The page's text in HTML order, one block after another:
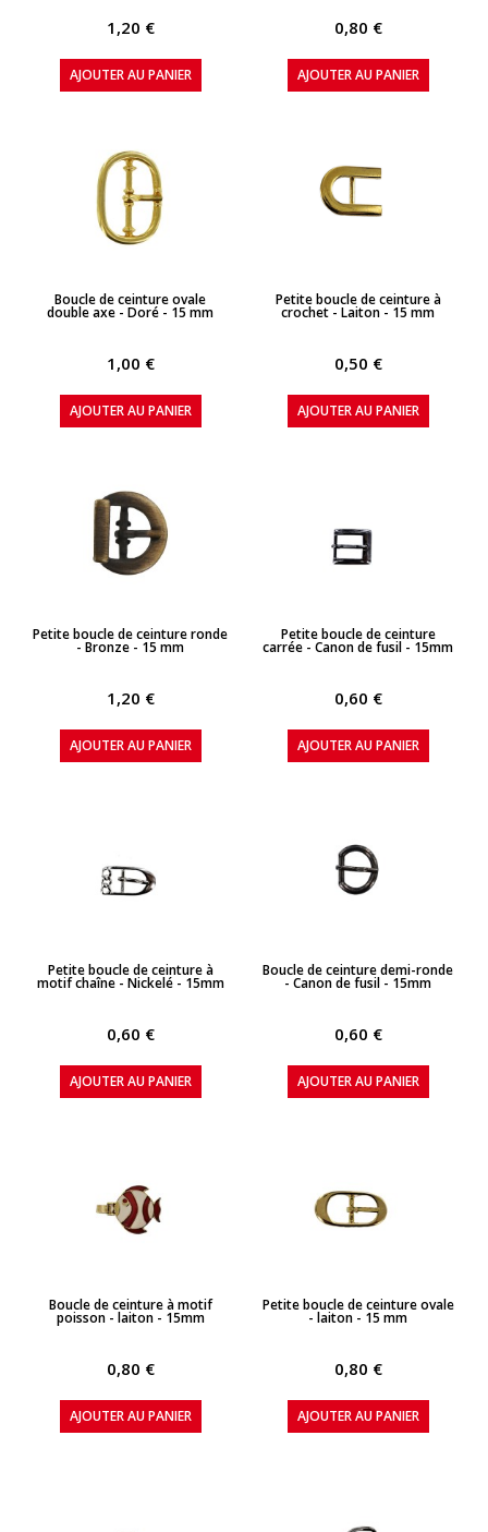
1,20 €
AJOUTER AU PANIER
0,80 €
AJOUTER AU PANIER
APERÇU RAPIDE
Boucle de ceinture ovale
double axe - Doré - 15 mm
1,00 €
AJOUTER AU PANIER
APERÇU RAPIDE
Petite boucle de ceinture à
crochet - Laiton - 15 mm
0,50 €
AJOUTER AU PANIER
APERÇU RAPIDE
Petite boucle de ceinture ronde
- Bronze - 15 mm
1,20 €
AJOUTER AU PANIER
APERÇU RAPIDE
Petite boucle de ceinture
carrée - Canon de fusil - 15mm
0,60 €
AJOUTER AU PANIER
APERÇU RAPIDE
Petite boucle de ceinture à
motif chaîne - Nickelé - 15mm
0,60 €
AJOUTER AU PANIER
APERÇU RAPIDE
Boucle de ceinture demi-ronde
- Canon de fusil - 15mm
0,60 €
AJOUTER AU PANIER
APERÇU RAPIDE
Boucle de ceinture à motif
poisson - laiton - 15mm
0,80 €
AJOUTER AU PANIER
APERÇU RAPIDE
Petite boucle de ceinture ovale
- laiton - 15 mm
0,80 €
AJOUTER AU PANIER